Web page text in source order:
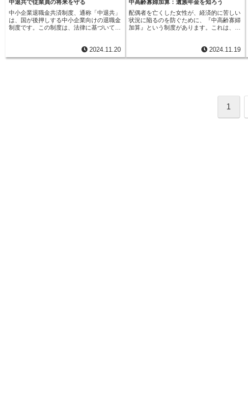
てみてはいかがでしょうか。
的確なアドバイスを受けられます。将来の
安心を確保するために、貯蓄型の保険を検
討してみてはいかがでしょうか。
の死亡保障を厚くしたいと考えるかもしれ
ません。また、年齢を重ねるにつれて健康
への不安も増してくるでしょう。このよう
ーズが出てくるかもしれません。中途付加
は、このようなライフステージの変化や新
たなニーズに合わせて、保障内容を柔軟に
に、子どもが独立し、住宅ローンも完済し
た場合は、保障内容を縮小し、保険料の負
担を軽くすることも可能です。また、中途
障内容を充実させれば保険料は上がります
が、将来への備えはより安心できるものに
なります。反対に、保障内容を絞り込むこ
きる便利な制度です。定期的に保険内容を
見直し、その時々に合った保障を準備する
ことで、より安心して生活を送ることがで
きるでしょう。変更を検討する際は、保険
中退共で従業員の将来を守る
中小企業退職金共済制度、通称「中退共」
は、国が後押しする中小企業向けの退職金
制度です。この制度は、法律に基づいて運
います。会社の規模に関わらず、従業員の
福利厚生は大切な課題ですが、特に中小企
2024.11.20
中高齢寡婦加算：遺族年金を知ろう
配偶者を亡くした女性が、経済的に苦しい
状況に陥るのを防ぐために、『中高齢寡婦
加算』という制度があります。これは、亡
の間、遺族厚生年金に上乗せして支給され
るものです。夫が亡くなることで、夫の年
そうした女性たちの生活を支えるための大
生活の基盤を維持し、安定した暮らしを送
れるように支援することを目的としていま
2024.11.19
1